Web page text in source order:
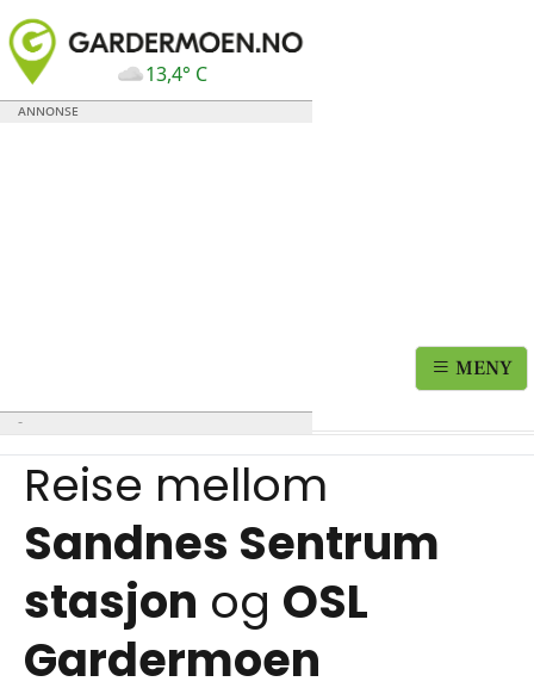
13,4° C
MENY
Reise mellom
Sandnes Sentrum
stasjon og OSL
Gardermoen